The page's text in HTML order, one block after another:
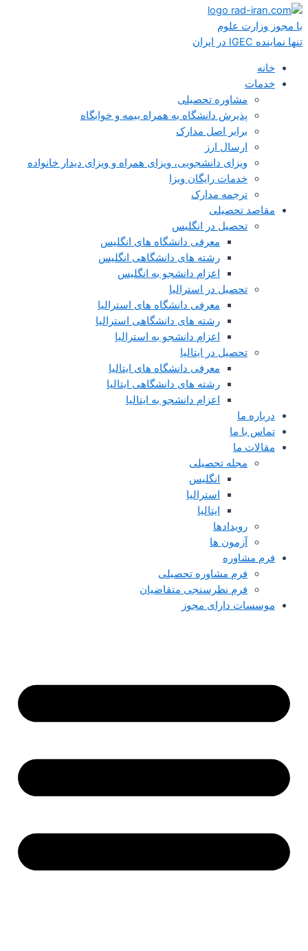
با مجوز وزارت علوم
تنها نماینده IGEC در ایران
خانه
خدمات
مشاوره تحصیلی
پذیرش دانشگاه به همراه بیمه و خوابگاه
برابر اصل مدارک
ارسال ارز
ویزای دانشجویی، ویزای همراه و ویزای دیدار خانواده
خدمات رایگان ویزا
ترجمه مدارک
مقاصد تحصیلی
تحصیل در انگلیس
معرفی دانشگاه های انگلیس
رشته های دانشگاهی انگلیس
اعزام دانشجو به انگلیس
تحصیل در استرالیا
معرفی دانشگاه های استرالیا
رشته های دانشگاهی استرالیا
اعزام دانشجو به استرالیا
تحصیل در ایتالیا
معرفی دانشگاه های ایتالیا
رشته های دانشگاهی ایتالیا
اعزام دانشجو به ایتالیا
درباره ما
تماس با ما
مقالات ما
مجله تحصیلی
انگلیس
استرالیا
ایتالیا
رویدادها
آزمون ها
فرم مشاوره
فرم مشاوره تحصیلی
فرم نظرسنجی متقاضیان
موسسات دارای مجوز